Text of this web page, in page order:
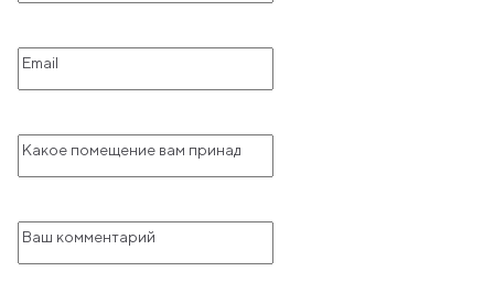
Email
Какое помещение вам принадлежит
Ваш комментарий